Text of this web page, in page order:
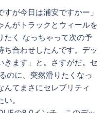
が今日は浦安ですかー」
んがトラックとウィールを
たく なっちゃって次の予
ち合わせしたんです。デッ
きます」と。さすがだ。セ
のに、突然滑りたくなっ
んてまさにセレブリティ
。